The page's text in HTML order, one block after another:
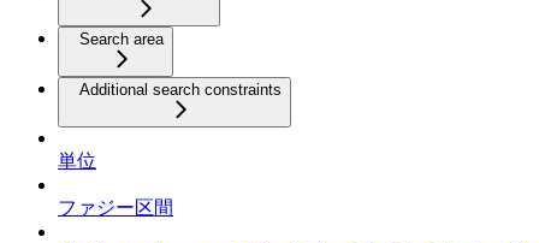
Search area
Additional search constraints
単位
ファジー区間